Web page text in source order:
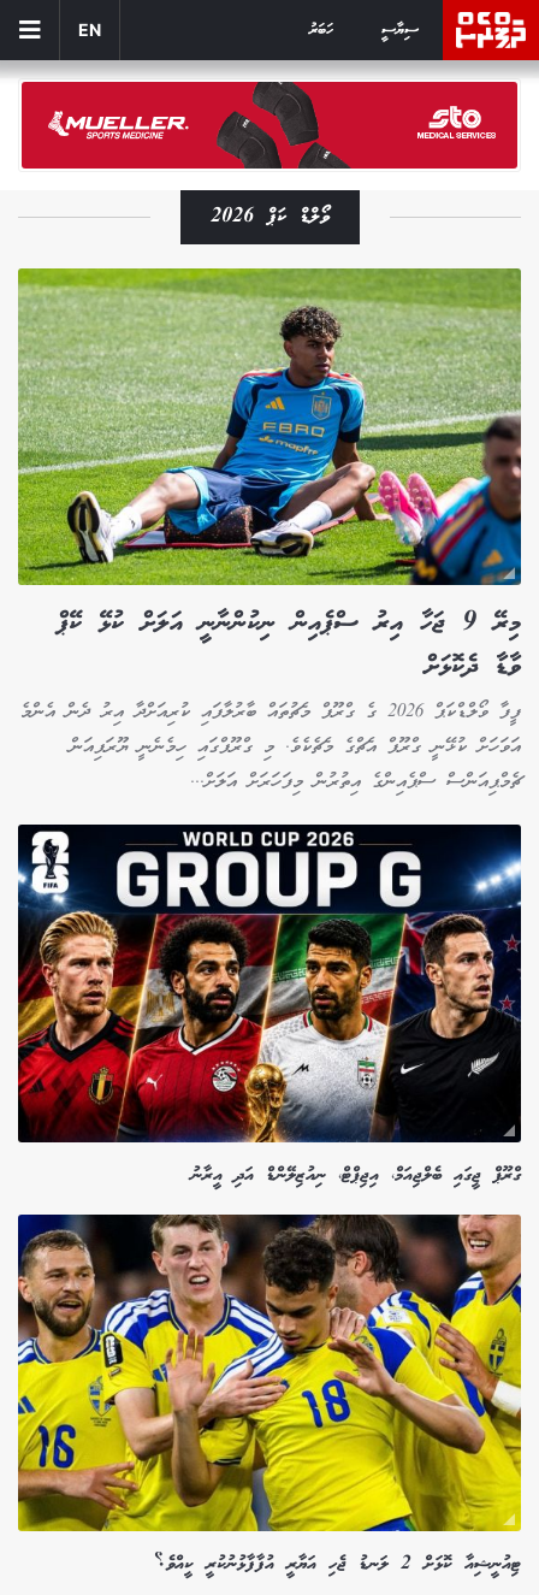
ސިޔާސީ ހަބަރު EN
ވޯލްޑް ކަޕް 2026
މިރޭ 9 ޖަހާ އިރު ސްޕެއިން ނިކުންނާނީ އަލަށް ކުޅޭ ކޭޕް
ވާޑާ ދެކޮޅަށް
ފީފާ ވޯލްޑްކަޕް 2026 ގެ ގްރޫޕް މެޗުތައް ބާރުލާފައި ކުރިއަށްދާ އިރު ދެން އެންމެ
އަވަހަށް ކުޅޭނީ ގްރޫޕް އެޗްގެ މެޗެކެވެ. މި ގްރޫޕްގައި ހިމެނެނީ ޔޫރަޕިއަން
ޗެމްޕިއަންސް ސްޕެއިންގެ އިތުރުން މިފަހަރަށް އަލަށް...
ގްރޫޕް ޖީގައި ބެލްޖިއަމް، އިޖިޕްޓް، ނިއުޒިލޭންޑް އަދި އީރާނު
ޓިއުނީޝިއާ ކޮޅަށް 2 ލަނޑު ޖެހި އަޔާރީ އުފާފާޅުނުކުރީ ކީއްވެ؟